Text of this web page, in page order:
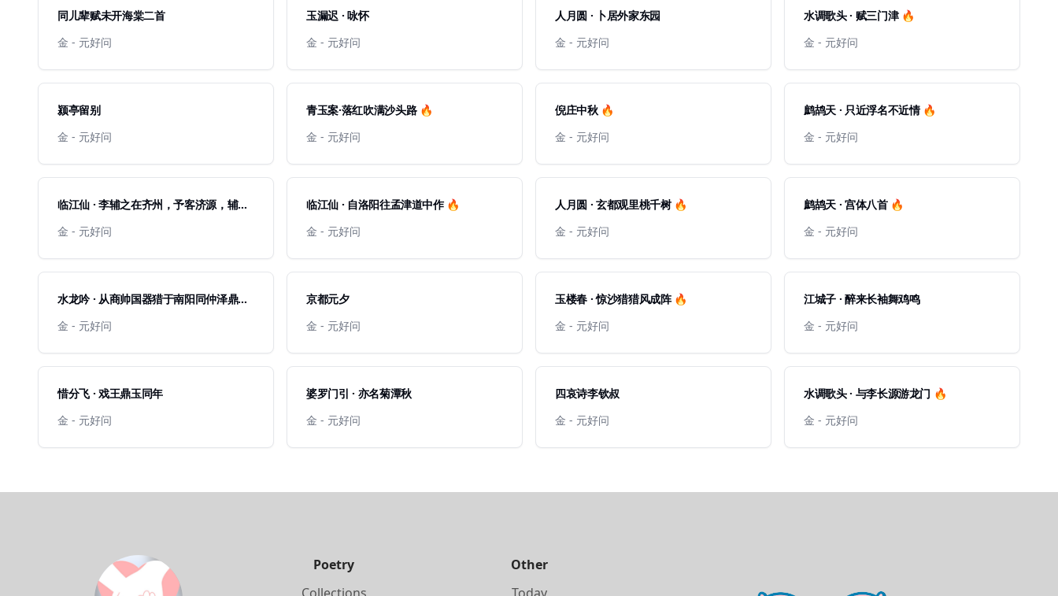
同儿辈赋未开海棠二首
金 - 元好问
玉漏迟 · 咏怀
金 - 元好问
人月圆 · 卜居外家东园
金 - 元好问
水调歌头 · 赋三门津 🔥
金 - 元好问
颍亭留别
金 - 元好问
青玉案·落红吹满沙头路 🔥
金 - 元好问
倪庄中秋 🔥
金 - 元好问
鹧鸪天 · 只近浮名不近情 🔥
金 - 元好问
临江仙 · 李辅之在齐州，予客济源，辅之
金 - 元好问
临江仙 · 自洛阳往孟津道中作 🔥
金 - 元好问
人月圆 · 玄都观里桃千树 🔥
金 - 元好问
鹧鸪天 · 宫体八首 🔥
金 - 元好问
水龙吟 · 从商帅国器猎于南阳同仲泽鼎玉
金 - 元好问
京都元夕
金 - 元好问
玉楼春 · 惊沙猎猎风成阵 🔥
金 - 元好问
江城子 · 醉来长袖舞鸡鸣
金 - 元好问
惜分飞 · 戏王鼎玉同年
金 - 元好问
婆罗门引 · 亦名菊潭秋
金 - 元好问
四哀诗李钦叔
金 - 元好问
水调歌头 · 与李长源游龙门 🔥
金 - 元好问
Poetry
Other